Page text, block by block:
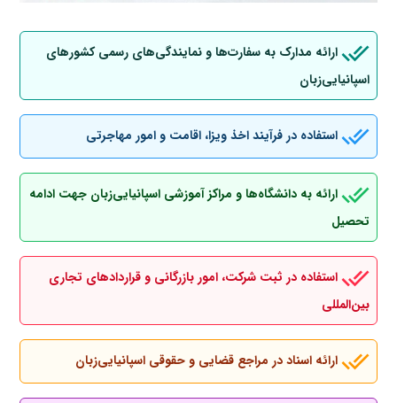
ارائه مدارک به سفارت‌ها و نمایندگی‌های رسمی کشورهای
اسپانیایی‌زبان
استفاده در فرآیند اخذ ویزا، اقامت و امور مهاجرتی
ارائه به دانشگاه‌ها و مراکز آموزشی اسپانیایی‌زبان جهت ادامه
تحصیل
استفاده در ثبت شرکت، امور بازرگانی و قراردادهای تجاری
بین‌المللی
ارائه اسناد در مراجع قضایی و حقوقی اسپانیایی‌زبان